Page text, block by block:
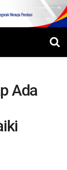
Ada